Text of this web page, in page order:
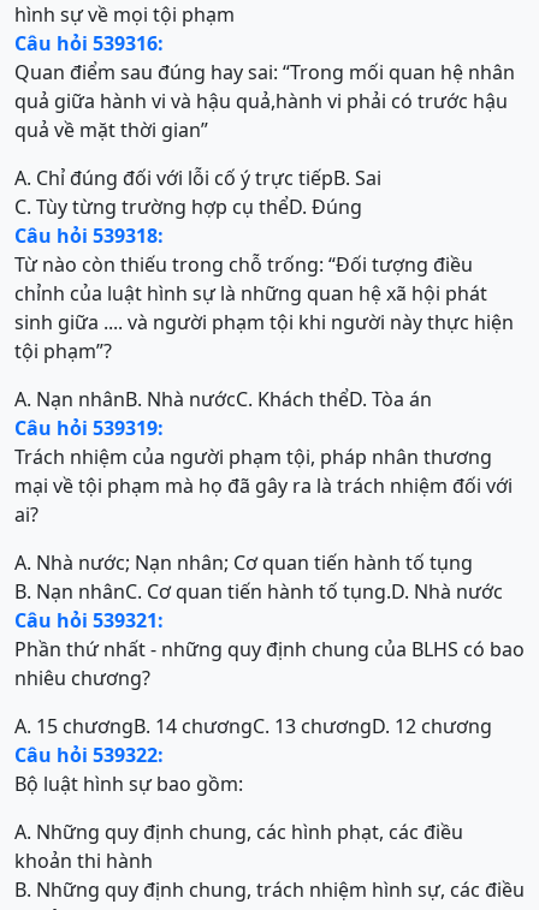
hình sự về mọi tội phạm
Câu hỏi 539316:
Quan điểm sau đúng hay sai: “Trong mối quan hệ nhân
quả giữa hành vi và hậu quả,hành vi phải có trước hậu
quả về mặt thời gian”
A. Chỉ đúng đối với lỗi cố ý trực tiếpB. Sai
C. Tùy từng trường hợp cụ thểD. Đúng
Câu hỏi 539318:
Từ nào còn thiếu trong chỗ trống: “Đối tượng điều
chỉnh của luật hình sự là những quan hệ xã hội phát
sinh giữa .... và người phạm tội khi người này thực hiện
tội phạm”?
A. Nạn nhânB. Nhà nướcC. Khách thểD. Tòa án
Câu hỏi 539319:
Trách nhiệm của người phạm tội, pháp nhân thương
mại về tội phạm mà họ đã gây ra là trách nhiệm đối với
ai?
A. Nhà nước; Nạn nhân; Cơ quan tiến hành tố tụng
B. Nạn nhânC. Cơ quan tiến hành tố tụng.D. Nhà nước
Câu hỏi 539321:
Phần thứ nhất - những quy định chung của BLHS có bao
nhiêu chương?
A. 15 chươngB. 14 chươngC. 13 chươngD. 12 chương
Câu hỏi 539322:
Bộ luật hình sự bao gồm:
A. Những quy định chung, các hình phạt, các điều
khoản thi hành
B. Những quy định chung, trách nhiệm hình sự, các điều